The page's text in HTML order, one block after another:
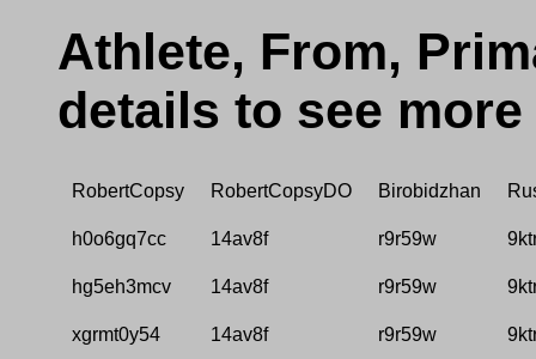
Athlete, From,
details to see more
RobertCopsy RobertCopsyDO Birobidzhan
h0o6gq7cc 14av8f r9r59w
hg5eh3mcv 14av8f r9r59w
xgrmt0y54 14av8f r9r59w